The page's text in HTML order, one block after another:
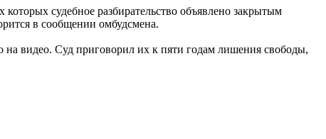
судебное разбирательство объявлено закрытым
в сообщении омбудсмена.
на видео. Суд приговорил их к пяти годам лишения свободы,